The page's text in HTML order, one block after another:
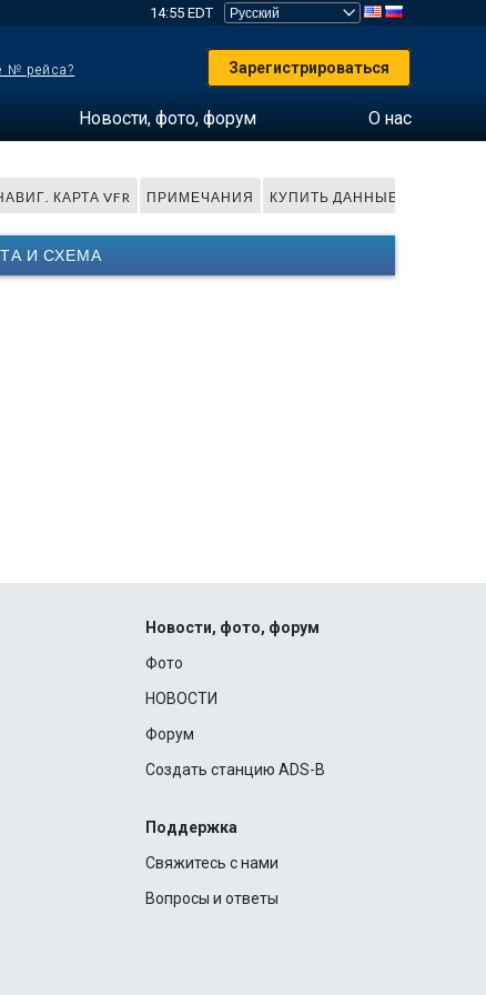
14:55 EDT
№ рейса? Зарегистрироваться
Новости, фото, форум О нас
КАРТА VFR ПРИМЕЧАНИЯ КУПИТЬ ДАННЫЕ
И СХЕМА
Новости, фото, форум
Фото
НОВОСТИ
Форум
Создать станцию ADS-B
Поддержка
Свяжитесь с нами
Вопросы и ответы